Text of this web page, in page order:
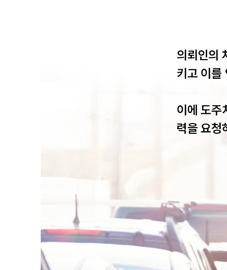
의뢰인의
키고 이를
이에 도주
력을 요청